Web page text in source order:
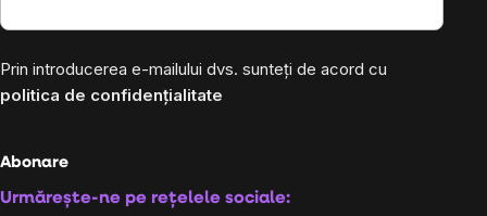
Prin introducerea e-mailului dvs. sunteți de acord cu
politica de confidențialitate
Abonare
Urmărește-ne pe rețelele sociale: